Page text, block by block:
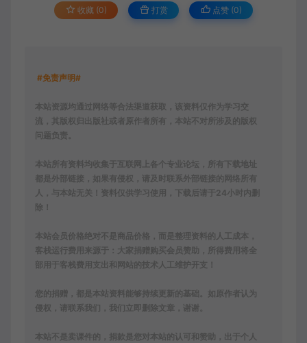
收藏 (0) 打赏 点赞 (0)
#免责声明#
本站资源均通过网络等合法渠道获取，该资料仅作为学习交
流，其版权归出版社或者原作者所有，本站不对所涉及的版权
问题负责。
本站所有资料均收集于互联网上各个专业论坛，所有下载地址
都是外部链接，如果有侵权，请及时联系外部链接的网络所有
人，与本站无关！资料仅供学习使用，下载后请于24小时内删
除！
本站会员价格绝对不是商品价格，而是整理资料的人工成本，
客栈运行费用来源于：大家捐赠购买会员赞助，所得费用将全
部用于客栈费用支出和网站的技术人工维护开支！
您的捐赠，都是本站资料能够持续更新的基础。如原作者认为
侵权，请联系我们，我们立即删除文章，谢谢。
本站不是卖课件的，捐款是您对本站的认可和赞助，出于个人